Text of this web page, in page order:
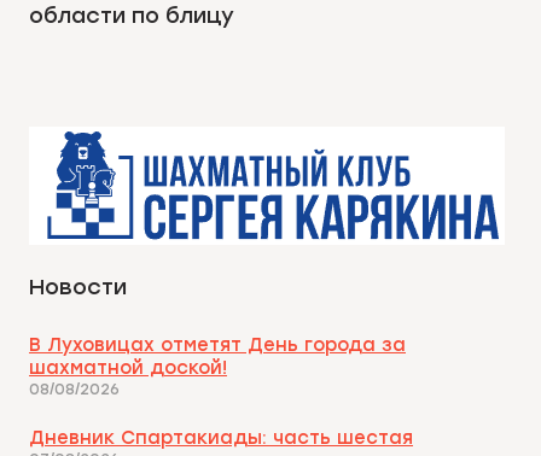
области по блицу
Новости
В Луховицах отметят День города за
шахматной доской!
08/08/2026
Дневник Спартакиады: часть шестая